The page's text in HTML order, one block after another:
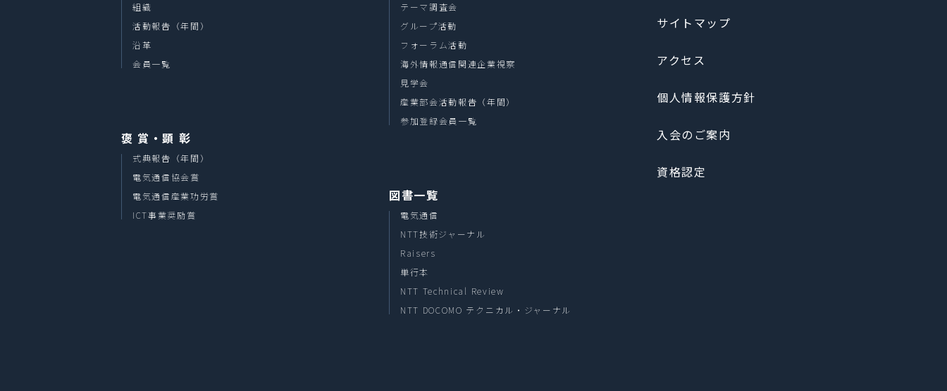
組織
活動報告（年間）
沿革
会員一覧
褒 賞・顕 彰
式典報告（年間）
電気通信協会賞
電気通信産業功労賞
ICT事業奨励賞
テーマ調査会
グループ活動
フォーラム活動
海外情報通信関連企業視察
見学会
産業部会活動報告（年間）
参加登録会員一覧
図書一覧
電気通信
NTT技術ジャーナル
Raisers
単行本
NTT Technical Review
NTT DOCOMO テクニカル・ジャーナル
サイトマップ
アクセス
個人情報保護方針
入会のご案内
資格認定